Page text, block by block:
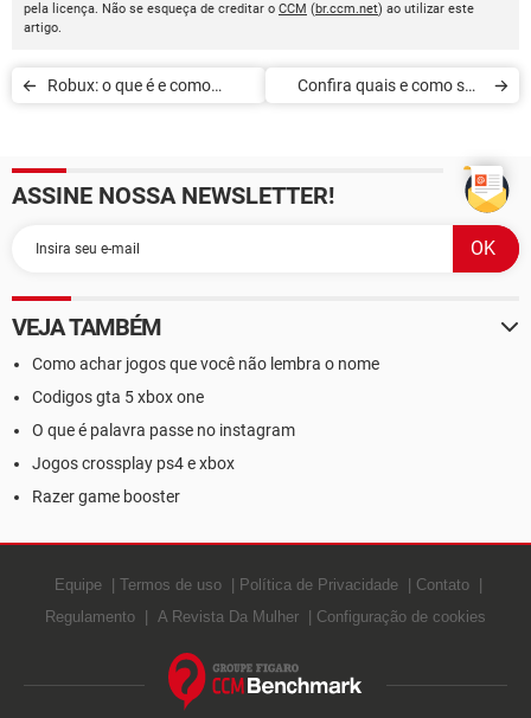
pela licença. Não se esqueça de creditar o CCM (br.ccm.net) ao utilizar este
artigo.
Robux: o que é e como
Confira quais e como são
ASSINE NOSSA NEWSLETTER!
VEJA TAMBÉM
Como achar jogos que você não lembra o nome
Codigos gta 5 xbox one
O que é palavra passe no instagram
Jogos crossplay ps4 e xbox
Razer game booster
Equipe Termos de uso Política de Privacidade
Contato
Regulamento
A Revista Da Mulher Configuração de cookies